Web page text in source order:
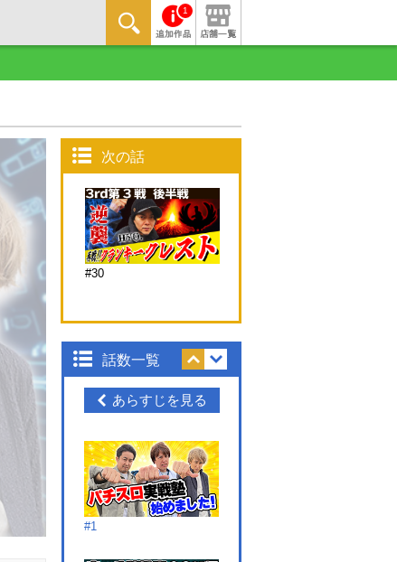
1
次の話
#30
話数一覧
あらすじを見る
#1